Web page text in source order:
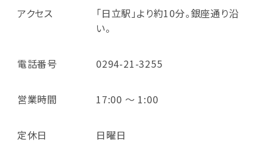
アクセス
「日立駅」より約10分。銀座通り沿
い。
電話番号 0294-21-3255
営業時間 17:00 ～ 1:00
定休日 日曜日